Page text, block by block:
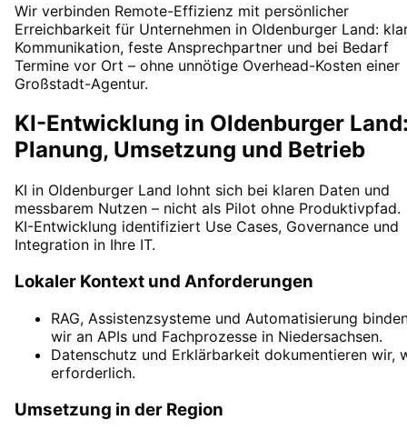
Wir verbinden Remote-Effizienz mit persönlicher
Erreichbarkeit für Unternehmen in Oldenburger Land:
Kommunikation, feste Ansprechpartner und bei Bedarf
Termine vor Ort – ohne unnötige Overhead-Kosten einer
Großstadt-Agentur.
KI-Entwicklung in Oldenburger
Planung, Umsetzung und Betrieb
KI in Oldenburger Land lohnt sich bei klaren Daten und
messbarem Nutzen – nicht als Pilot ohne Produktivpfad.
KI-Entwicklung identifiziert Use Cases, Governance und
Integration in Ihre IT.
Lokaler Kontext und Anforderungen
RAG, Assistenzsysteme und Automatisierung
wir an APIs und Fachprozesse in Niedersachsen.
Datenschutz und Erklärbarkeit dokumentieren wir,
erforderlich.
Umsetzung in der Region